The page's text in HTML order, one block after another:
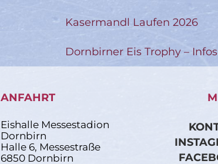
Kasermandl Laufen 2026
Dornbirner Eis Trophy – Infos
ANFAHRT
Eishalle Messestadion
Dornbirn
Halle 6, Messestraße
6850 Dornbirn